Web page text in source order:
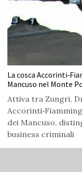
La cosca
Mancuso nel Monte
Attiva tra Zungri,
dei Mancuso,
business criminali